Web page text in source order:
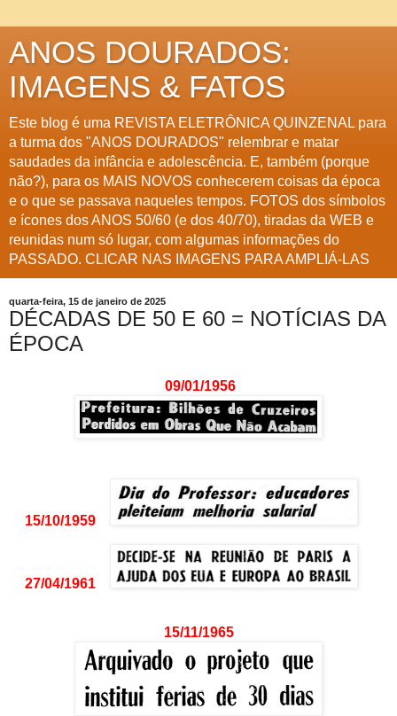
ANOS DOURADOS:
IMAGENS & FATOS
Este blog é uma REVISTA ELETRÔNICA QUINZENAL para
a turma dos "ANOS DOURADOS" relembrar e matar
saudades da infância e adolescência. E, também (porque
não?), para os MAIS NOVOS conhecerem coisas da época
e o que se passava naqueles tempos. FOTOS dos símbolos
e ícones dos ANOS 50/60 (e dos 40/70), tiradas da WEB e
reunidas num só lugar, com algumas informações do
PASSADO. CLICAR NAS IMAGENS PARA AMPLIÁ-LAS
quarta-feira, 15 de janeiro de 2025
DÉCADAS DE 50 E 60 = NOTÍCIAS DA
ÉPOCA
09/01/1956
15/10/1959
27/04/1961
15/11/1965